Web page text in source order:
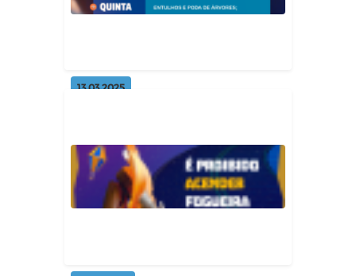
13.03.2025
A COLETA DO LIXO TEM DIA.